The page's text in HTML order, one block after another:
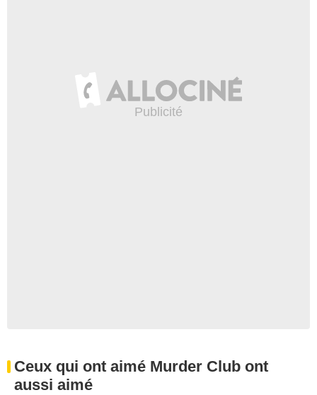
Ceux qui ont aimé Murder Club ont
aussi aimé